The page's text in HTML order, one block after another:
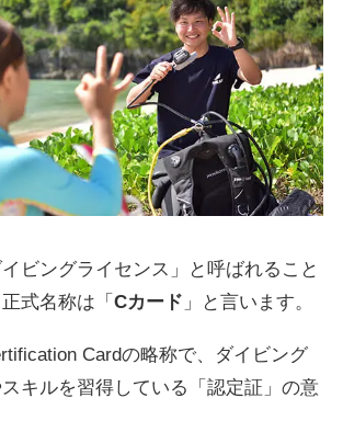
ビングライセンス」と呼ばれること
式名称は「 Cカード 」と言います。
Cardの略称で、ダイビング
キルを習得している「認定証」の意